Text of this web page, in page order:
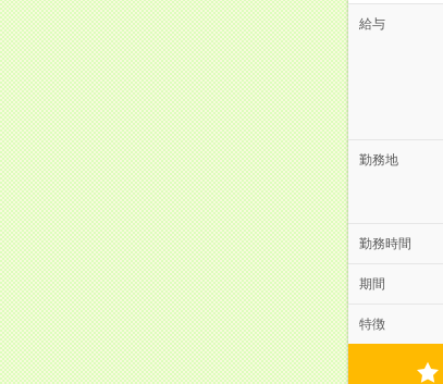
給与
勤務地
勤務時間
期間
特徴